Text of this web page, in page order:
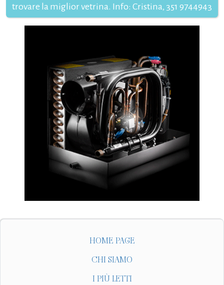
trovare la miglior vetrina. Info: Cristina, 351 9744943
HOME PAGE
CHI SIAMO
I PIÙ LETTI